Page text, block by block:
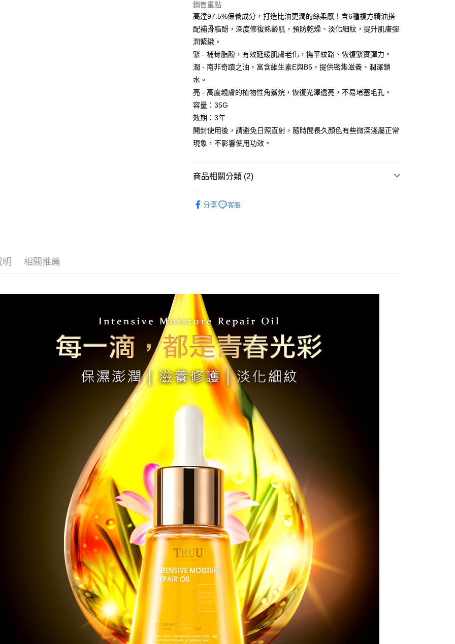
網路銀行/電子錢包
相關說明
支援用馬幣 (MYR) 付款，結帳時商品金額可能因匯率變動而有所調整。
大哥付你分期
相關說明
1.本服務由台灣大哥大提供，台灣大哥大用戶可立即使用無須另外申請。
2.付款方式選擇「大哥付你分期」，訂單成立後會自動跳轉到大哥付的交易
流程，驗證手機門號後，選擇欲分期的期數、繳款截止日，確認付款後即
完成交易。
3.實際核准額度、可分期數及費用金額請依後續交易確認頁面所載為準。
4.訂單成立30分鐘內，如未前往確認交易或遇審核未通過，訂單將自動取
消。如遇「轉專審核」未通過狀況，表示未達大哥付你分期系統評分，恕
無法說明評估內容。
【繳款方式說明】
2.透過簡訊連結打開帳單後，可選擇「超商條碼／台灣大直營門市／銀行轉
帳／街口支付／iPASS MONEY」等通路繳費。
1.本服務係由「台灣大哥大股份有限公司」（以下簡稱本公司）所提供，讓
AFTEE先享後付
相關說明
【關於「AFTEE先享後付」】
AFTEE先享後付是「在收到商品之後才付款」的支付方式。 讓您購物簡單
便利好安心！
１．簡單：不需註冊會員、不需綁卡、不需儲值。
２．便利：只要手機號碼，簡訊認證，即可結帳。
付」結帳頁面，進行簡訊認證並確認金額後，即可完成結帳。
２．訂單成立數日內，您將收到繳費通知簡訊。
／ATM／網路銀行／等多元方式進行付款，方視為交易完成。
※ 請注意：結帳手續完成當下不需立刻繳費，但若您需要取消訂單，請聯
求債權轉讓予恩沛科技股份有限公司。
２．關於個人資料處理事宜，請瀏覽以下網址：
https://aftee.tw/terms/#terms3
３．未成年的使用者請事先徵得法定代理人或監護人之同意方可使用
「AFTEE先享後付」，若未經同意申辦者引起之損失，本公司不負相關責
任。
４．使用「AFTEE先享後付」時，將依據個別帳號之用戶狀況，依本公司
即時審查核予不同之上限額度；若仍有額度不足之情形，本公司將視審查
結果請求用戶進行身份認證。
５．嚴禁一人註冊多個帳號或使用他人資訊註冊。若發現惡意使用之情
形，恩沛科技股份有限公司將有權停止該用戶之使用額度並採取法律行
ATM付款
貨到付款
每筆NT$80，滿NT$999(含以上)免運費
付款後全家取貨
7-11取貨付款
每筆NT$80，滿NT$2,000(含以上)免運費
付款後7-11取貨
每筆NT$80，滿NT$1,880(含以上)免運費
台灣宅配(便利帶)
每筆NT$80，滿NT$1,880(含以上)免運費
離島宅配
每筆NT$100，滿NT$2,000(含以上)免運費
宅配貨到付款
每筆NT$100，滿NT$2,000(含以上)免運費
海外配送(日韓地區請提供英文收件地址及姓名，韓國址末
端請提供收件人的個人通關碼)
海外配送 (新馬專屬)
海外配送(中國)
銷售重點
高達97.5%保養成分，打造比油更潤的絲柔感！含6種複方精油搭
配補骨脂酚，深度修復熟齡肌，預防乾燥、淡化細紋，提升肌膚彈
潤緊緻。
緊 - 補骨脂酚，有效延緩肌膚老化，撫平紋路、恢復緊實彈力。
潤 - 南非奇蹟之油，富含維生素E與B5，提供密集滋養、潤澤鎖
水。
亮 - 高度親膚的植物性角鯊烷，恢復光澤透亮，不易堵塞毛孔。
容量：35G
效期：3年
開封使用後，請避免日照直射，隨時間長久顏色有些微深淺屬正常
現象，不影響使用功效。
商品相關分類 (2)
折 分享 客服
明 相關推薦